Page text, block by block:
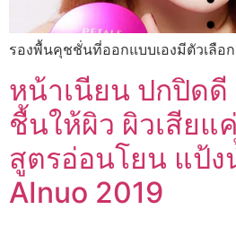
รองพื้นคุชชั่นที่ออกแบบเองมีตัวเลื
หน้าเนียน ปกปิดดี
ชื้นให้ผิว ผิวเสียแ
สูตรอ่อนโยน แป้
AInuo 2019